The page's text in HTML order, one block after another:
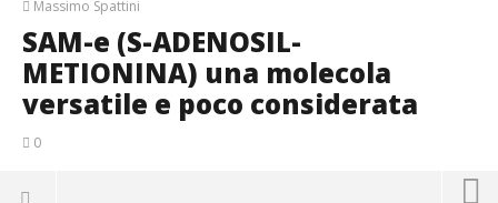
Massimo Spattini
SAM-e (S-ADENOSIL-
METIONINA) una molecola
versatile e poco considerata
0